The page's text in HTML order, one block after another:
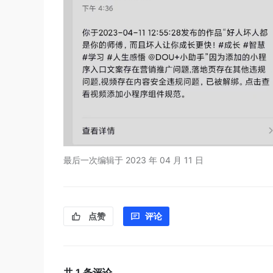
最后一次编辑于 2023 年 04 月 11 日
点赞 评论